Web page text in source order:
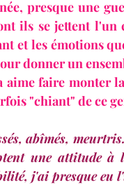
presque une
ils se jettent l'un
et les émotions
donner un
faire monter
"chiant" de ce
abîmés,
une attitude à
j'ai presque